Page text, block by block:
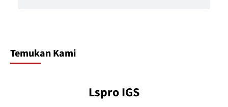
Temukan Kami
Lspro IGS